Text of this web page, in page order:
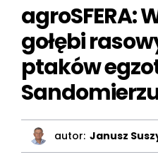
agroSFERA:
gołębi
ptaków
autor: Janusz